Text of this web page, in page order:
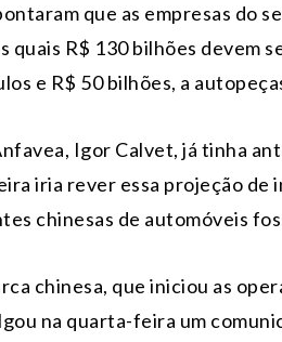
que as empresas do
quais R$ 130 bilhões devem
e R$ 50 bilhões, a
Igor Calvet, já tinha
iria rever essa projeção de
chinesas de automóveis
chinesa, que iniciou as
na quarta-feira um